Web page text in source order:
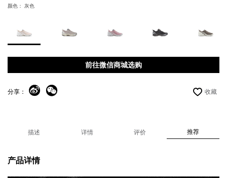
颜色： 灰色
前往微信商城选购
分享： 收藏
描述 详情 评价 推荐
产品详情